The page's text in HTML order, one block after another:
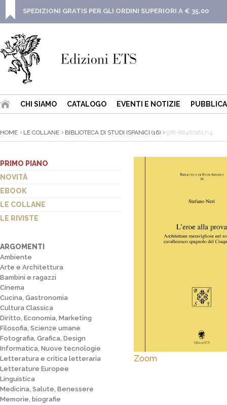
SPEDIZIONI GRATIS PER GLI ORDINI SUPERIORI A € 35,00
CHI SIAMO CATALOGO EVENTI E NOTIZIE
HOME LE COLLANE BIBLIOTECA DI STUDI ISPANICI (16) 978-884671817-4
PRIMO PIANO
NOVITÀ
EBOOK
LE COLLANE
LE RIVISTE
ARGOMENTI
Ambiente
Arte e Architettura
Bambini e ragazzi
Cinema
Cucina, Gastronomia
Cultura Classica
Diritto, Economia, Marketing
Filosofia, Scienze umane
Fotografia, Grafica, Design
Informatica, Nuove tecnologie
Letteratura e critica letteraria
Letterature Europee
Linguistica
Medicina, Salute, Benessere
Memorie, biografie
Zoom